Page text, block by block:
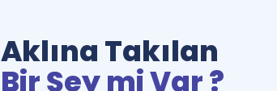
Aklına Takılan
Bir Şey mi Var ?